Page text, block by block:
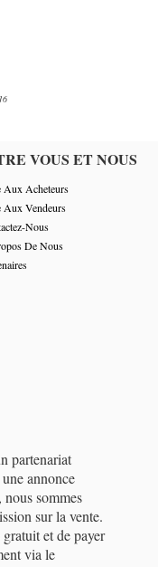
VOUS ET NOUS
Aux Acheteurs
Aux Vendeurs
Nous
De Nous
partenariat
annonce
sommes
sur la vente.
et de payer
via le